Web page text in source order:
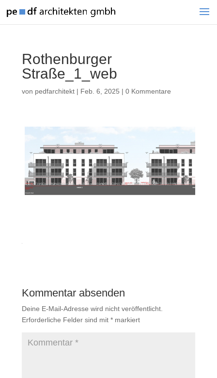
Rothenburger
Straße_1_web
von pedfarchitekt| Feb. 6, 2025 | 0 Kommentare
Kommentar absenden
Deine E-Mail-Adresse wird nicht veröffentlicht.
Erforderliche Felder sind mit *markiert